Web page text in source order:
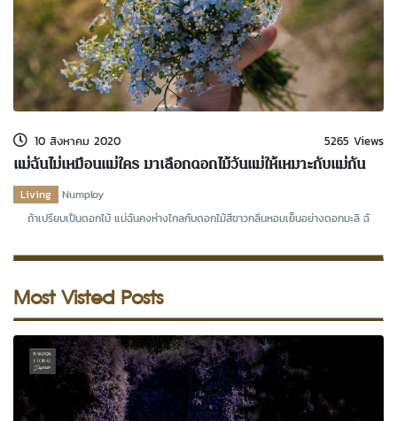
CONTACT
Channel Facebook
Twitter
Channel Youtube
10 สิงหาคม 2020 5265 Views
แม่ฉันไม่เหมือนแม่ใคร มาเลือกดอกไม้วันแม่ให้เหมาะกับแม่กัน
เถอะ
Living
Numploy
ถ้าเปรียบเป็นดอกไม้ แม่ฉันคงห่างไกลกับดอกไม้สีขาวกลิ่นหอมเย็นอย่างดอกมะลิ ฉั
Most Visted Posts